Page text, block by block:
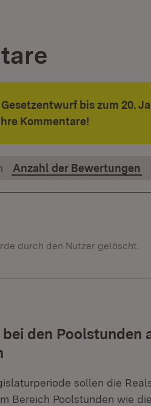
bis zum 20.
Kommentare!
Anzahl der Bewertungen
durch den Nutzer gelöscht.
den Poolstunden
sollen die
Bereich Poolstunden wie